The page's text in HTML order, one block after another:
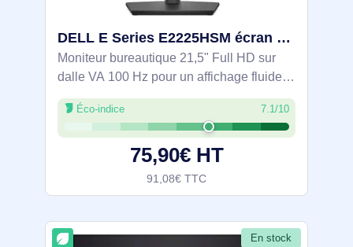
DELL E Series E2225HSM écran plat de PC 54,6 cm (21.5") 1920 x 1080 pixels Full HD LCD - DELL-E2225HSM
Moniteur bureautique 21,5" Full HD sur
dalle VA 100 Hz pour un affichage fluide et
confortable. ComfortView Plus certifié
TÜV Rheinland 3 étoiles limite la lumière
bleue. Contraste 3000:1 et angles
Éco-indice 7.1/10
75,90€ HT
91,08€ TTC
En stock